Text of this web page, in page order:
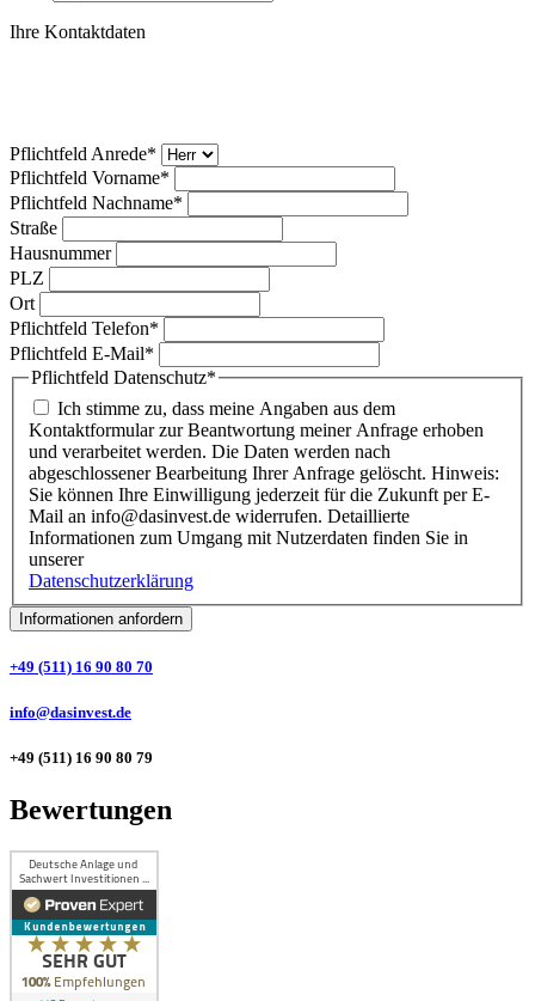
Ihre Kontaktdaten
Pflichtfeld Anrede*
Pflichtfeld Vorname*
Pflichtfeld Nachname*
Straße
Hausnummer
PLZ
Ort
Pflichtfeld Telefon*
Pflichtfeld E-Mail*
Pflichtfeld Datenschutz*
Ich stimme zu, dass meine Angaben aus dem
Kontaktformular zur Beantwortung meiner Anfrage erhoben
und verarbeitet werden. Die Daten werden nach
abgeschlossener Bearbeitung Ihrer Anfrage gelöscht. Hinweis:
Sie können Ihre Einwilligung jederzeit für die Zukunft per E-
Mail an info@dasinvest.de widerrufen. Detaillierte
Informationen zum Umgang mit Nutzerdaten finden Sie in
unserer
Datenschutzerklärung
Informationen anfordern
+49 (511) 16 90 80 70
info@dasinvest.de
+49 (511) 16 90 80 79
Bewertungen